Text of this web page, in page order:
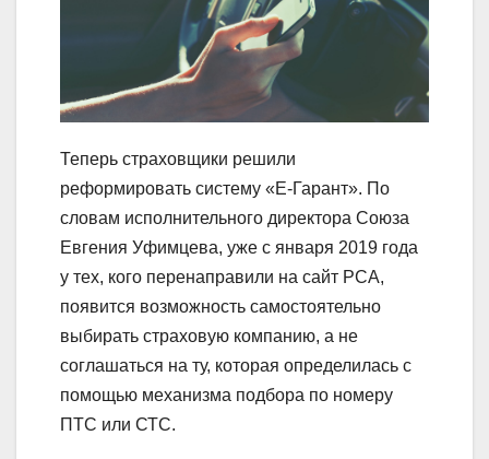
Теперь страховщики решили
реформировать систему «Е-Гарант». По
словам исполнительного директора Союза
Евгения Уфимцева, уже с января 2019 года
у тех, кого перенаправили на сайт РСА,
появится возможность самостоятельно
выбирать страховую компанию, а не
соглашаться на ту, которая определилась с
помощью механизма подбора по номеру
ПТС или СТС.